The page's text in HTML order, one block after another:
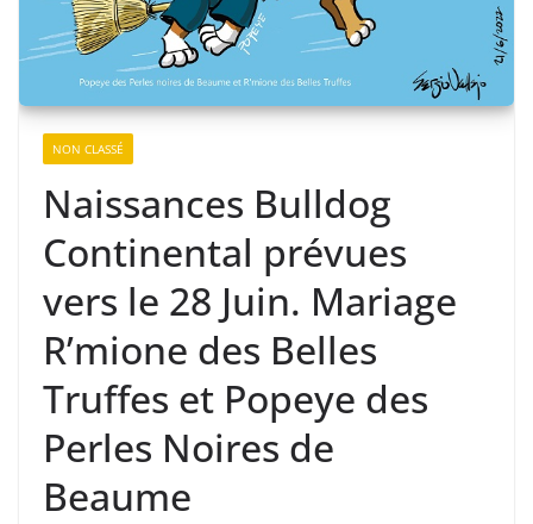
NON CLASSÉ
Naissances Bulldog
Continental prévues
vers le 28 Juin. Mariage
R’mione des Belles
Truffes et Popeye des
Perles Noires de
Beaume